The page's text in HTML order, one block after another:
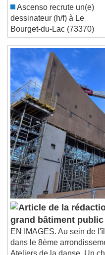
Reset
Done
Close Modal Dialog
End of dialog window.
Ascenso recrute un(e)
dessinateur (h/f) à Le
Bourget-du-Lac (73370)
grand bâtiment
EN IMAGES. Au sein de
dans le 8ème